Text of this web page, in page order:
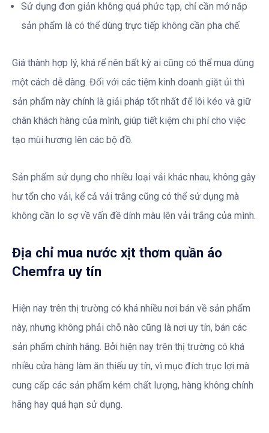
Sử dụng đơn giản không quá phức tạp, chỉ cần mở nắp
sản phẩm là có thể dùng trực tiếp không cần pha chế.
Giá thành hợp lý, khá rể nên bất kỳ ai cũng có thể mua dùng
một cách dễ dàng. Đối với các tiệm kinh doanh giặt ủi thì
sản phẩm này chính là giải pháp tốt nhất để lôi kéo và giữ
chân khách hàng của mình, giúp tiết kiệm chi phí cho việc
tạo mùi hương lên các bộ đồ.
Sản phẩm sử dụng cho nhiều loại vải khác nhau, không gây
hư tổn cho vải, kể cả vải trắng cũng có thể sử dụng mà
không cần lo sợ về vấn đề dính màu lên vải trắng của mình.
Địa chỉ mua nước xịt thơm quần áo
Chemfra uy tín
Hiện nay trên thị trường có khá nhiều nơi bán về sản phẩm
này, nhưng không phải chỗ nào cũng là nơi uy tín, bán các
sản phẩm chính hãng. Bởi hiện nay trên thị trường có khá
nhiều cửa hàng làm ăn thiếu uy tín, vì mục đích trục lợi mà
cung cấp các sản phẩm kém chất lượng, hàng không chính
hãng hay quá hạn sử dụng.